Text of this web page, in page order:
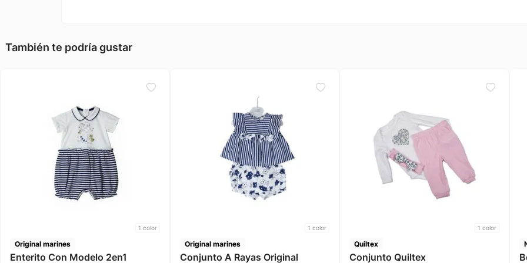
También te podría gustar
1 color
Original marines
Enterito Con Modelo 2en1
1 color
Original marines
Conjunto A Rayas Original
1 color
Quiltex
Conjunto Quiltex